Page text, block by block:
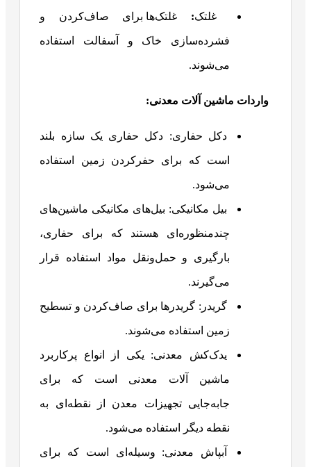
غلتک: غلتک‌ها برای صاف‌کردن و
فشرده‌سازی خاک و آسفالت استفاده
می‌شوند.
واردات ماشین آلات معدنی:
دکل حفاری: دکل حفاری یک سازه بلند
است که برای حفرکردن زمین استفاده
می‌شود.
بیل مکانیکی: بیل‌های مکانیکی ماشین‌های
چندمنظوره‌ای هستند که برای حفاری،
بارگیری و حمل‌ونقل مواد استفاده قرار
می‌گیرند.
گریدر: گریدرها برای صاف‌کردن و تسطیح
زمین استفاده می‌شوند.
یدک‌کش معدنی: یکی از انواع پرکاربرد
ماشین آلات معدنی است که برای
جابه‌جایی تجهیزات معدن از نقطه‌ای به
نقطه دیگر استفاده می‌شود.
آبپاش معدنی: وسیله‌ای است که برای